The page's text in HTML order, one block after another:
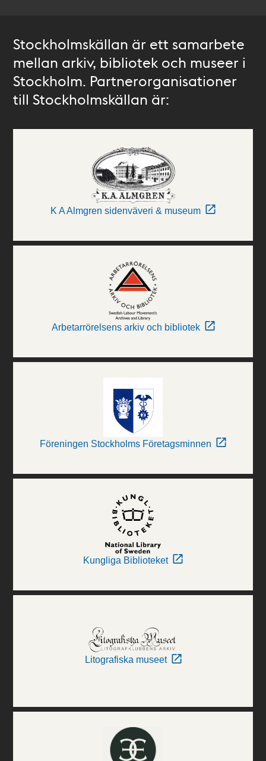
Stockholmskällan är ett samarbete
mellan arkiv, bibliotek och museer i
Stockholm. Partnerorganisationer
till Stockholmskällan är:
K A Almgren sidenväveri & museum
Arbetarrörelsens arkiv och bibliotek
Föreningen Stockholms Företagsminnen
Kungliga Biblioteket
Litografiska museet